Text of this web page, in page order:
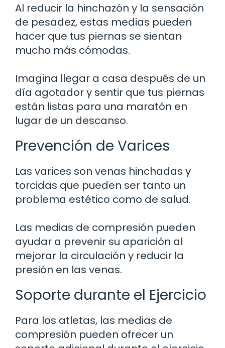
Al reducir la hinchazón y la sensación
de pesadez, estas medias pueden
hacer que tus piernas se sientan
mucho más cómodas.
Imagina llegar a casa después de un
día agotador y sentir que tus piernas
están listas para una maratón en
lugar de un descanso.
Prevención de Varices
Las varices son venas hinchadas y
torcidas que pueden ser tanto un
problema estético como de salud.
Las medias de compresión pueden
ayudar a prevenir su aparición al
mejorar la circulación y reducir la
presión en las venas.
Soporte durante el Ejercicio
Para los atletas, las medias de
compresión pueden ofrecer un